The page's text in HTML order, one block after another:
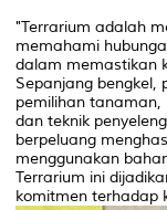
"Terrarium adalah
memahami
dalam memastikan
Sepanjang bengkel,
pemilihan tanaman,
dan teknik
berpeluang
menggunakan
Terrarium ini
komitmen terhadap